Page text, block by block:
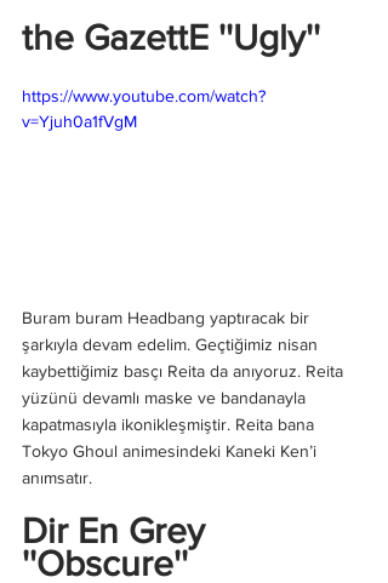
the GazettE ''Ugly''
https://www.youtube.com/watch?
v=Yjuh0a1fVgM
Buram buram Headbang yaptıracak bir
şarkıyla devam edelim. Geçtiğimiz nisan
kaybettiğimiz basçı Reita da anıyoruz. Reita
yüzünü devamlı maske ve bandanayla
kapatmasıyla ikonikleşmiştir. Reita bana
Tokyo Ghoul animesindeki Kaneki Ken’i
anımsatır.
Dir En Grey
''Obscure''